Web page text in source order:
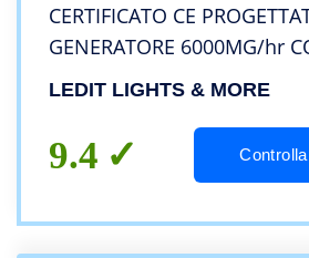
CERTIFICATO CE
GENERATORE 6000MG/hr
MIN USO PROFESSIONALE E
ILLUSTRATO INCLUSO
LEDIT LIGHTS & MORE
9.4